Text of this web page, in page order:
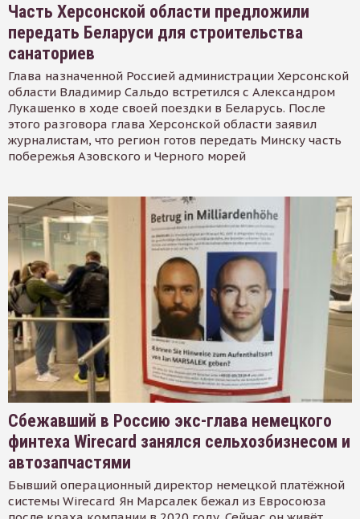
Часть Херсонской области предложили
передать Беларуси для строительства
санаториев
Глава назначенной Россией администрации Херсонской
области Владимир Сальдо встретился с Александром
Лукашенко в ходе своей поездки в Беларусь. После
этого разговора глава Херсонской области заявил
журналистам, что регион готов передать Минску часть
побережья Азовского и Черного морей
Сбежавший в Россию экс-глава немецкого
финтеха Wirecard занялся сельхозбизнесом и
автозапчастями
Бывший операционный директор немецкой платёжной
системы Wirecard Ян Марсалек бежал из Евросоюза